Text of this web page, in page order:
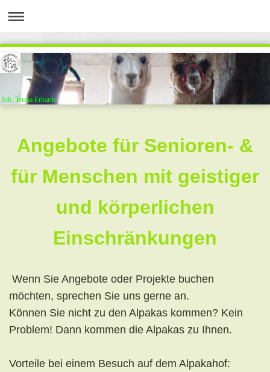
Inh. Teresa Erhardt
Angebote für Senioren- &
für Menschen mit geistiger
und körperlichen
Einschränkungen
Wenn Sie Angebote oder Projekte buchen
möchten, sprechen Sie uns gerne an.
Können Sie nicht zu den Alpakas kommen? Kein
Problem! Dann kommen die Alpakas zu Ihnen.
Vorteile bei einem Besuch auf dem Alpakahof: